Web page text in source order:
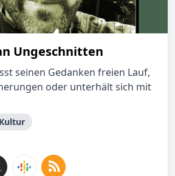
Ungeschnitten
seinen Gedanken freien Lauf,
oder unterhält sich mit